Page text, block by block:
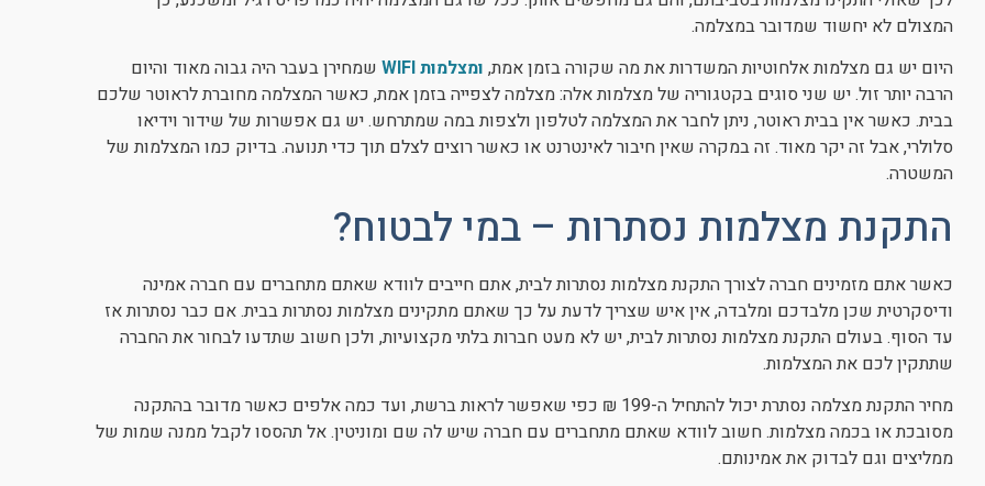
המצולם לא יחשוד שמדובר במצלמה.
היום יש גם מצלמות אלחוטיות המשדרות את מה שקורה בזמן אמת, ומצלמות WIFI
שמחירן בעבר היה גבוה מאוד והיום
הרבה יותר זול. יש שני סוגים בקטגוריה של מצלמות אלה: מצלמה לצפייה בזמן אמת, כאשר המצלמה מחוברת לראוטר שלכם
בבית. כאשר אין בבית ראוטר, ניתן לחבר את המצלמה לטלפון ולצפות במה שמתרחש. יש גם אפשרות של שידור וידיאו
סלולרי, אבל זה יקר מאוד. זה במקרה שאין חיבור לאינטרנט או כאשר רוצים לצלם תוך כדי תנועה. בדיוק כמו המצלמות של
המשטרה.
התקנת מצלמות נסתרות – במי לבטוח?
כאשר אתם מזמינים חברה לצורך התקנת מצלמות נסתרות לבית, אתם חייבים לוודא שאתם מתחברים עם חברה אמינה
ודיסקרטית שכן מלבדכם ומלבדה, אין איש שצריך לדעת על כך שאתם מתקינים מצלמות נסתרות בבית. אם כבר נסתרות אז
עד הסוף. בעולם התקנת מצלמות נסתרות לבית, יש לא מעט חברות בלתי מקצועיות, ולכן חשוב שתדעו לבחור את החברה
שתתקין לכם את המצלמות.
מחיר התקנת מצלמה נסתרת יכול להתחיל ה-199 ₪ כפי שאפשר לראות ברשת, ועד כמה אלפים כאשר מדובר בהתקנה
מסובכת או בכמה מצלמות. חשוב לוודא שאתם מתחברים עם חברה שיש לה שם ומוניטין. אל תהססו לקבל ממנה שמות של
ממליצים וגם לבדוק את אמינותם.